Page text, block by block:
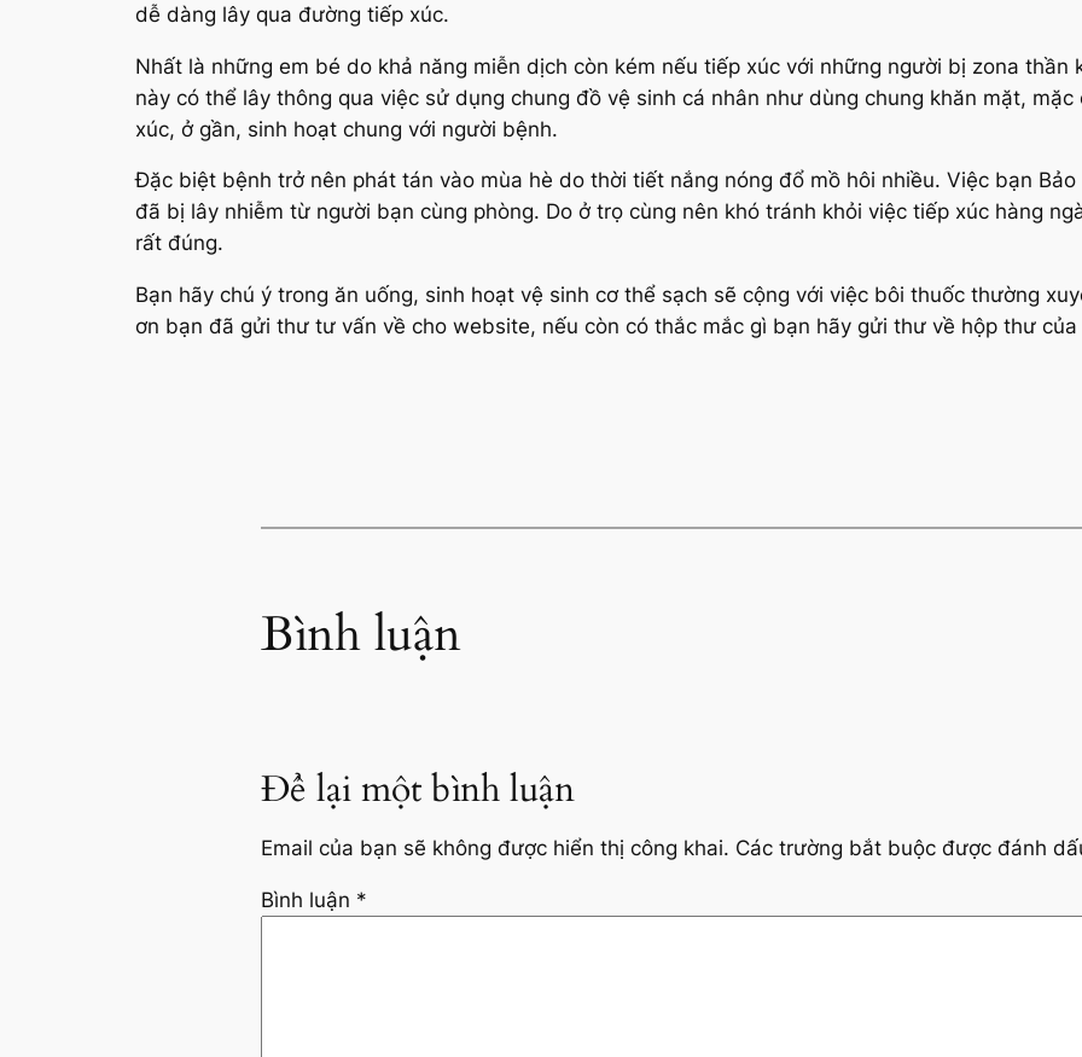
dễ dàng lây qua đường tiếp xúc.
Nhất là những em bé do khả năng miễn dịch còn kém nếu tiếp xúc với những người bị zona
này có thể lây thông qua việc sử dụng chung đồ vệ sinh cá nhân như dùng chung khăn mặt,
xúc, ở gần, sinh hoạt chung với người bệnh.
Đặc biệt bệnh trở nên phát tán vào mùa hè do thời tiết nắng nóng đổ mồ hôi nhiều. Việc bạn
đã bị lây nhiễm từ người bạn cùng phòng. Do ở trọ cùng nên khó tránh khỏi việc tiếp xúc hàng
rất đúng.
Bạn hãy chú ý trong ăn uống, sinh hoạt vệ sinh cơ thể sạch sẽ cộng với việc bôi thuốc thường
ơn bạn đã gửi thư tư vấn về cho website, nếu còn có thắc mắc gì bạn hãy gửi thư về hộp thư của
Bình luận
Để lại một bình luận
Email của bạn sẽ không được hiển thị công khai. Các trường bắt buộc được đánh
Bình luận *